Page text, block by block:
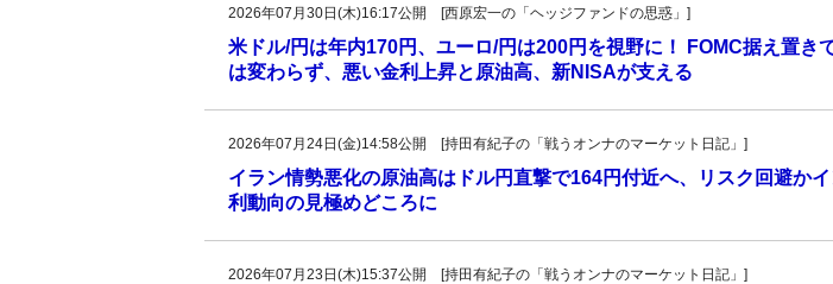
2026年07月30日(木)16:17公開 [西原宏一の「ヘッジファンドの思惑」]
米ドル/円は年内170円、ユーロ/円は200円を視野に！ FOMC据え置き
は変わらず、悪い金利上昇と原油高、新NISAが支える
2026年07月24日(金)14:58公開 [持田有紀子の「戦うオンナのマーケット日記」]
イラン情勢悪化の原油高はドル円直撃で164円付近へ、リスク回避か
利動向の見極めどころに
2026年07月23日(木)15:37公開 [持田有紀子の「戦うオンナのマーケット日記」]